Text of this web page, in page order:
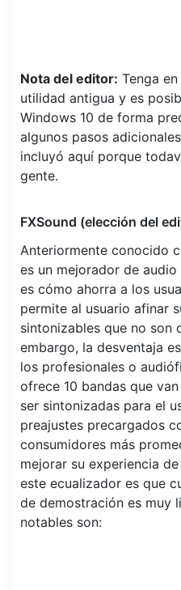
Nota del editor: Tenga
utilidad antigua y es
Windows 10 de forma
algunos pasos
incluyó aquí porque
gente.
FXSound (elección del
Anteriormente conocido
es un mejorador de
es cómo ahorra a los
permite al usuario afinar
sintonizables que no son
embargo, la desventaja
los profesionales o
ofrece 10 bandas que
ser sintonizadas para el
preajustes precargados
consumidores más
mejorar su experiencia
este ecualizador es que
de demostración es muy
notables son: